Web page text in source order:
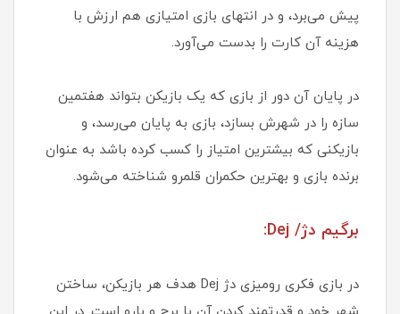
پیش می‌برد، و در انتهای بازی امتیازی هم ارزش با
هزینه آن کارت را بدست می‌آورد.
در پایان آن دور از بازی که یک بازیکن بتواند هفتمین
سازه را در شهرش بسازد، بازی به پایان می‌رسد، و
بازیکنی که بیشترین امتیاز را کسب کرده باشد به عنوان
برنده بازی و بهترین حکمران قلمرو شناخته می‌شود.
برگیم دژ/ Dej:
در بازی فکری رومیزی دژ Dej هدف هر بازیکن، ساختن